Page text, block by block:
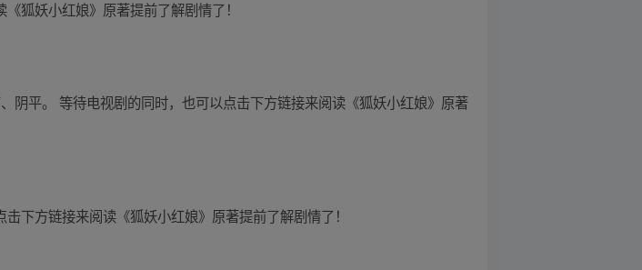
狐妖小红娘》原著提前了解剧情了！
、阴平。 等待电视剧的同时，也可以点击下方链接来阅读《狐妖小红娘》原著
击下方链接来阅读《狐妖小红娘》原著提前了解剧情了！